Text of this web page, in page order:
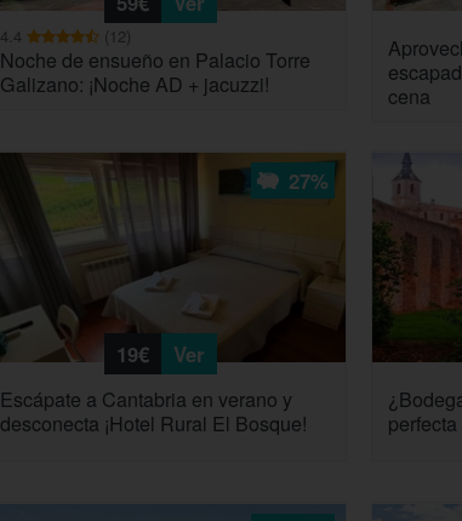
4.4 (12)
Noche de ensueño en Palacio Torre
Galizano: ¡Noche AD + jacuzzi!
cena
27%
19€ Ver
Escápate a Cantabria en verano y
desconecta ¡Hotel Rural El Bosque!